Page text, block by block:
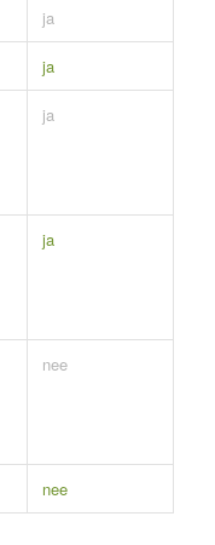
ja
ja
ja
ja
nee
nee